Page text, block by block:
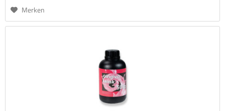
Merken